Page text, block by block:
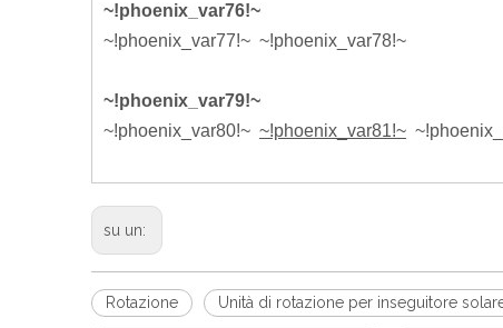
~!phoenix_var76!~
~!phoenix_var77!~ ~!phoenix_var78!~
~!phoenix_var79!~
~!phoenix_var80!~ ~!phoenix_var81!~
su un:
Rotazione Unità di rotazione per inseguitore